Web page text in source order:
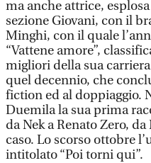
ma anche attrice,
sezione Giovani, con il
Minghi, con il quale
“Vattene amore”,
migliori della sua
quel decennio, che
fiction ed al doppiaggio.
Duemila la sua prima
da Nek a Renato Zero,
caso. Lo scorso ottobre
intitolato “Poi torni qui”.